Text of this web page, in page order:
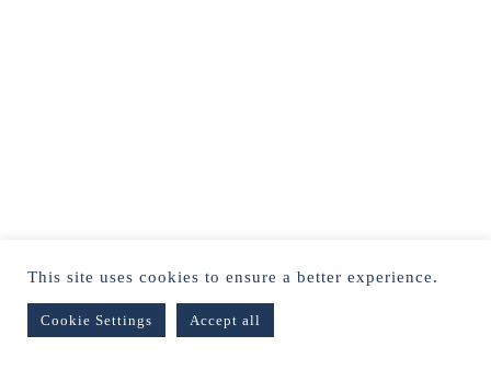
This site uses cookies to ensure a better experience.
Cookie Settings Accept all